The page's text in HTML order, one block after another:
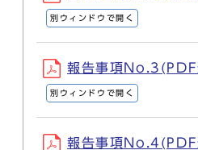
別ウィンドウで開く
報告事項
別ウィンドウで開く
報告事項